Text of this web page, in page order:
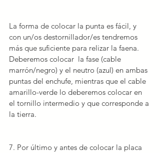
La forma de colocar la punta es fácil, y
con un/os destornillador/es tendremos
más que suficiente para relizar la faena.
Deberemos colocar  la fase (cable
marrón/negro) y el neutro (azul) en ambas
puntas del enchufe, mientras que el cable
amarillo-verde lo deberemos colocar en
el tornillo intermedio y que corresponde a
la tierra.
7. Por último y antes de colocar la placa